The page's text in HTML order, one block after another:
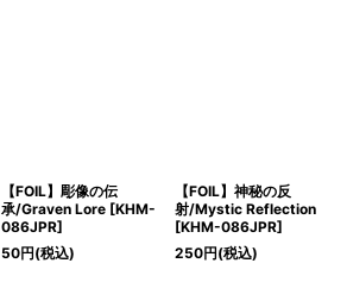
【FOIL】彫像の伝
承/Graven Lore [KHM-
086JPR]
50円(税込)
【FOIL】神秘の反
射/Mystic Reflection
[KHM-086JPR]
250円(税込)